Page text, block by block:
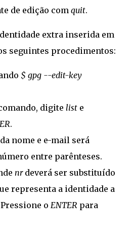
de edição com quit.
extra inserida em
seguintes procedimentos:
$ gpg --edit-key
digite list e
.
nome e e-mail será
entre parênteses.
nrdeverá ser substituído
representa a identidade a
o ENTER para